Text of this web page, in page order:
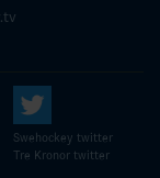
Swehockey twitter
Tre Kronor twitter